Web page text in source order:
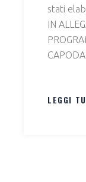
stati
IN
LEGGI